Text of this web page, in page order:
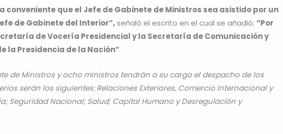
conveniente que el Jefe de Gabinete de Ministros sea asistido por un
de Gabinete del Interior”,señaló el escrito en el cual se añadió: “Por
de Vocería Presidencial y la Secretaría de Comunicación y
la Presidencia de la Nación”.
de Ministros y ocho ministros tendrán a su cargo el despacho de los
serán los siguientes: Relaciones Exteriores, Comercio Internacional y
Seguridad Nacional; Salud; Capital Humano y Desregulación y